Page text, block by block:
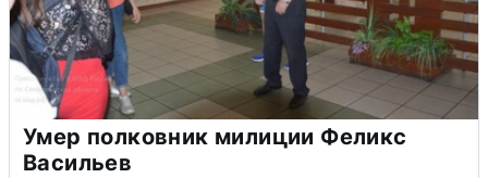
Умер полковник милиции Феликс
Васильев